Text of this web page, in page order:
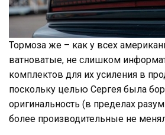
Тормоза же – как у всех
ватноватые, не слишком
комплектов для их усиления в
поскольку целью Сергея была
оригинальность (в пределах
более производительные не